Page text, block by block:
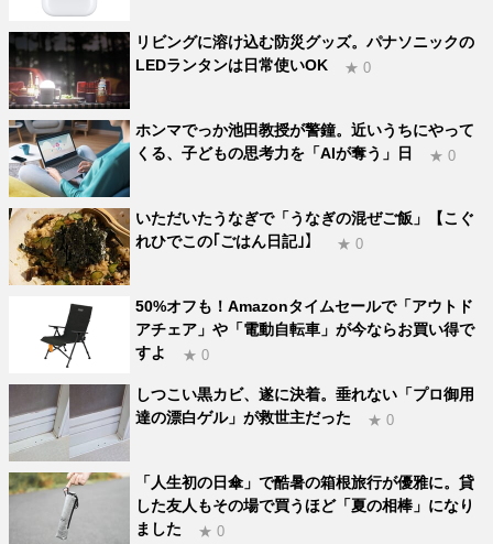
リビングに溶け込む防災グッズ。パナソニックの
LEDランタンは日常使いOK
★ 0
ホンマでっか池田教授が警鐘。近いうちにやって
くる、子どもの思考力を「AIが奪う」日
★ 0
いただいたうなぎで「うなぎの混ぜご飯」【こぐ
れひでこの｢ごはん日記｣】
★ 0
50%オフも！Amazonタイムセールで「アウトド
アチェア」や「電動自転車」が今ならお買い得で
すよ
★ 0
しつこい黒カビ、遂に決着。垂れない「プロ御用
達の漂白ゲル」が救世主だった
★ 0
「人生初の日傘」で酷暑の箱根旅行が優雅に。貸
した友人もその場で買うほど「夏の相棒」になり
ました
★ 0